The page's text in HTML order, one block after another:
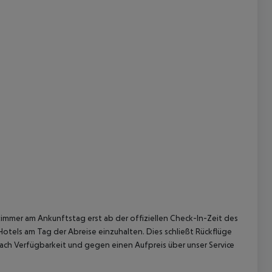
am Ankunftstag erst ab der offiziellen Check-In-Zeit des
am Tag der Abreise einzuhalten. Dies schließt Rückflüge
Verfügbarkeit und gegen einen Aufpreis über unser Service